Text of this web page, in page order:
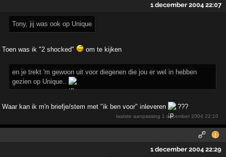
1 december 2004 22:07
Tony, jij was ook op Unique
Toen was ik "2 shocked" om te kijken
en je trekt 'm gewoon uit voor diegenen die jou er wel in hebben
gezien op Unique..
Waar kan ik m'n briefje/stem met "ik ben voor" inleveren ???
laatste aanpassing 1 december 2004 22:10
1 december 2004 22:29